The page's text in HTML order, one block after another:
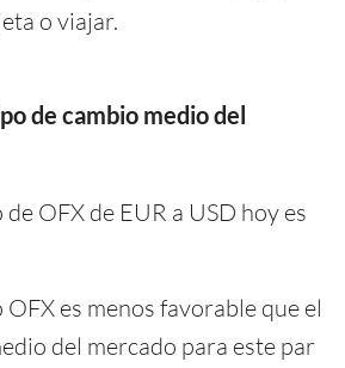
o viajar.
de cambio medio del
OFX de EUR a USD hoy es
es menos favorable que el
del mercado para este par